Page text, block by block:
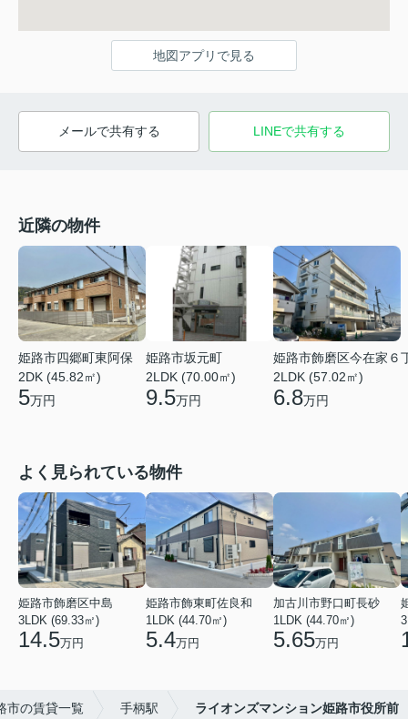
地図アプリで見る
メールで共有する LINEで共有する
近隣の物件
姫路市四郷町東阿保
2DK (45.82㎡)
5万円
姫路市坂元町
2LDK (70.00㎡)
9.5万円
姫路市飾磨区今在家６
2LDK (57.02㎡)
6.8万円
よく見られている物件
姫路市飾磨区中島
3LDK (69.33㎡)
14.5万円
姫路市飾東町佐良和
1LDK (44.70㎡)
5.4万円
加古川市野口町長砂
1LDK (44.70㎡)
5.65万円
市の賃貸一覧 手柄駅 ライオンズマンション姫路市役所前